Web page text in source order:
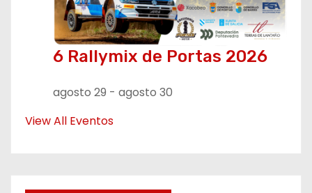
6 Rallymix de Portas 2026
agosto 29 - agosto 30
View All Eventos